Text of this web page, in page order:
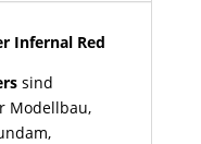
Infernal Red
sind
Modellbau,